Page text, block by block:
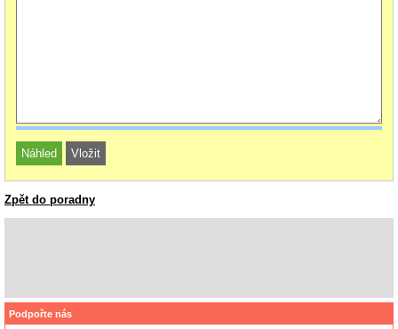
Zpět do poradny
Podpořte nás